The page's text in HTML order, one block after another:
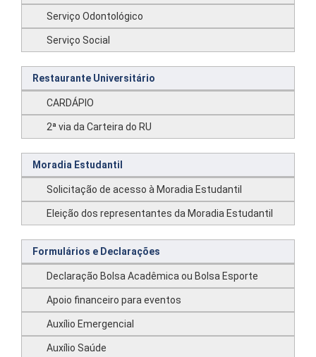
Serviço Odontológico
Serviço Social
Restaurante Universitário
CARDÁPIO
2ª via da Carteira do RU
Moradia Estudantil
Solicitação de acesso à Moradia Estudantil
Eleição dos representantes da Moradia Estudantil
Formulários e Declarações
Declaração Bolsa Acadêmica ou Bolsa Esporte
Apoio financeiro para eventos
Auxílio Emergencial
Auxílio Saúde